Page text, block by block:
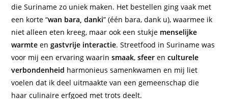
die Suriname zo uniek maken. Het bestellen ging vaak met
een korte “wan bara, danki” (één bara, dank u), waarmee ik
niet alleen eten kreeg, maar ook een stukje menselijke
warmte engastvrije interactie. Streetfood in Suriname was
voor mij een ervaring waarinsmaak,sfeer enculturele
verbondenheid harmonieus samenkwamen en mij liet
voelen dat ik deel uitmaakte van een gemeenschap die
haar culinaire erfgoed met trots deelt.